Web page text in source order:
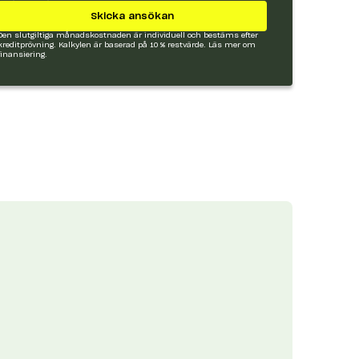
Skicka ansökan
slutgiltiga månadskostnaden är individuell och bestäms efter
Kalkylen är baserad på 10 % restvärde.
Läs mer om